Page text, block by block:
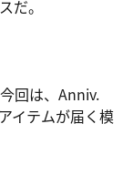
だ。
回は、Anniv.
イテムが届く模